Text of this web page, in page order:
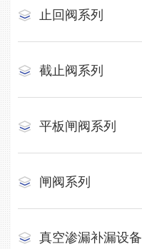
止回阀系列
截止阀系列
平板闸阀系列
闸阀系列
真空渗漏补漏设备